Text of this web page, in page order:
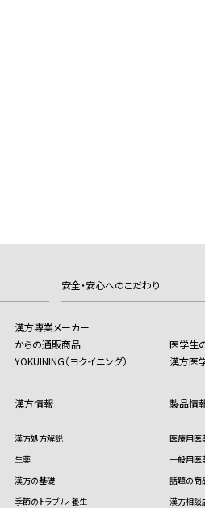
安全・安心へのこだわり
漢方専業メーカー
からの通販商品
YOKUINING（ヨクイニング）
医学生
漢方医
漢方情報
漢方処方解説
生薬
漢方の基礎
季節のトラブル・養生
製品情
医療用
一般用
話題の商
漢方相談